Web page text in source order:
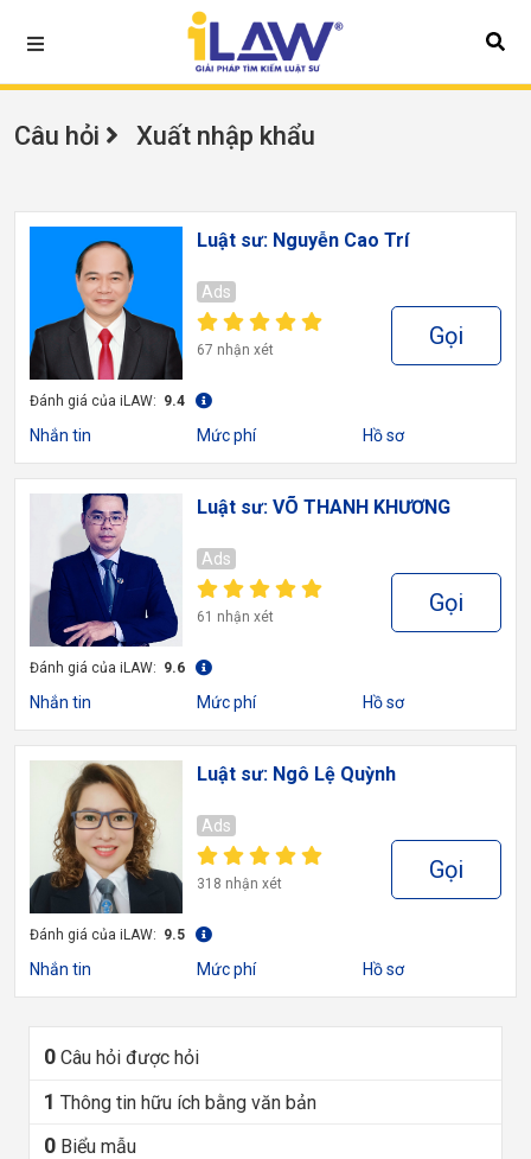
Câu hỏi Xuất nhập khẩu
Luật sư: Nguyễn Cao Trí
Ads
67 nhận xét Gọi
Đánh giá của iLAW: 9.4
Nhắn tin Mức phí Hồ sơ
Luật sư: VÕ THANH KHƯƠNG
Ads
61 nhận xét Gọi
Đánh giá của iLAW: 9.6
Nhắn tin Mức phí Hồ sơ
Luật sư: Ngô Lệ Quỳnh
Ads
318 nhận xét Gọi
Đánh giá của iLAW: 9.5
Nhắn tin Mức phí Hồ sơ
0 Câu hỏi được hỏi
1 Thông tin hữu ích bằng văn bản
0 Biểu mẫu